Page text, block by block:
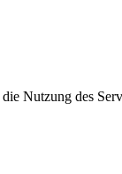
Nutzung des